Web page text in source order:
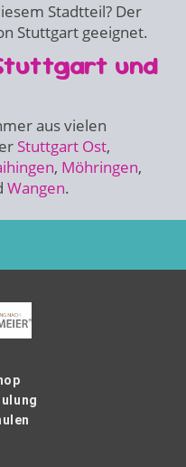
Stadtteil? Der
Stuttgart geeignet.
und
aus vielen
Stuttgart Ost,
, Möhringen,
Wangen.